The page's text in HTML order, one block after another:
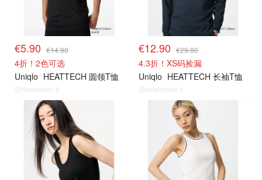
€5.90 €14.90
4折！2色可选
Uniqlo HEATTECH 圆领T恤
@dealmoon.fr
€12.90 €29.90
4.3折！XS码捡漏
Uniqlo HEATTECH 长袖T恤
@dealmoon.fr